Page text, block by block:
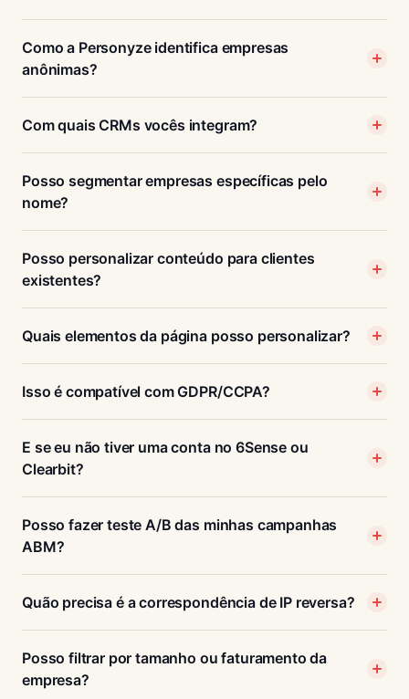
Como a Personyze identifica empresas
anônimas?
Com quais CRMs vocês integram?
Posso segmentar empresas específicas pelo
nome?
Posso personalizar conteúdo para clientes
existentes?
Quais elementos da página posso personalizar?
Isso é compatível com GDPR/CCPA?
E se eu não tiver uma conta no 6Sense ou
Clearbit?
Posso fazer teste A/B das minhas campanhas
ABM?
Quão precisa é a correspondência de IP reversa?
Posso filtrar por tamanho ou faturamento da
empresa?